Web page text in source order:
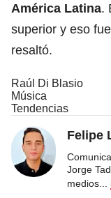
América Latina.
superior y eso
resaltó.
Raúl Di Blasio
Música
Tendencias
Felipe
Jorge
medios